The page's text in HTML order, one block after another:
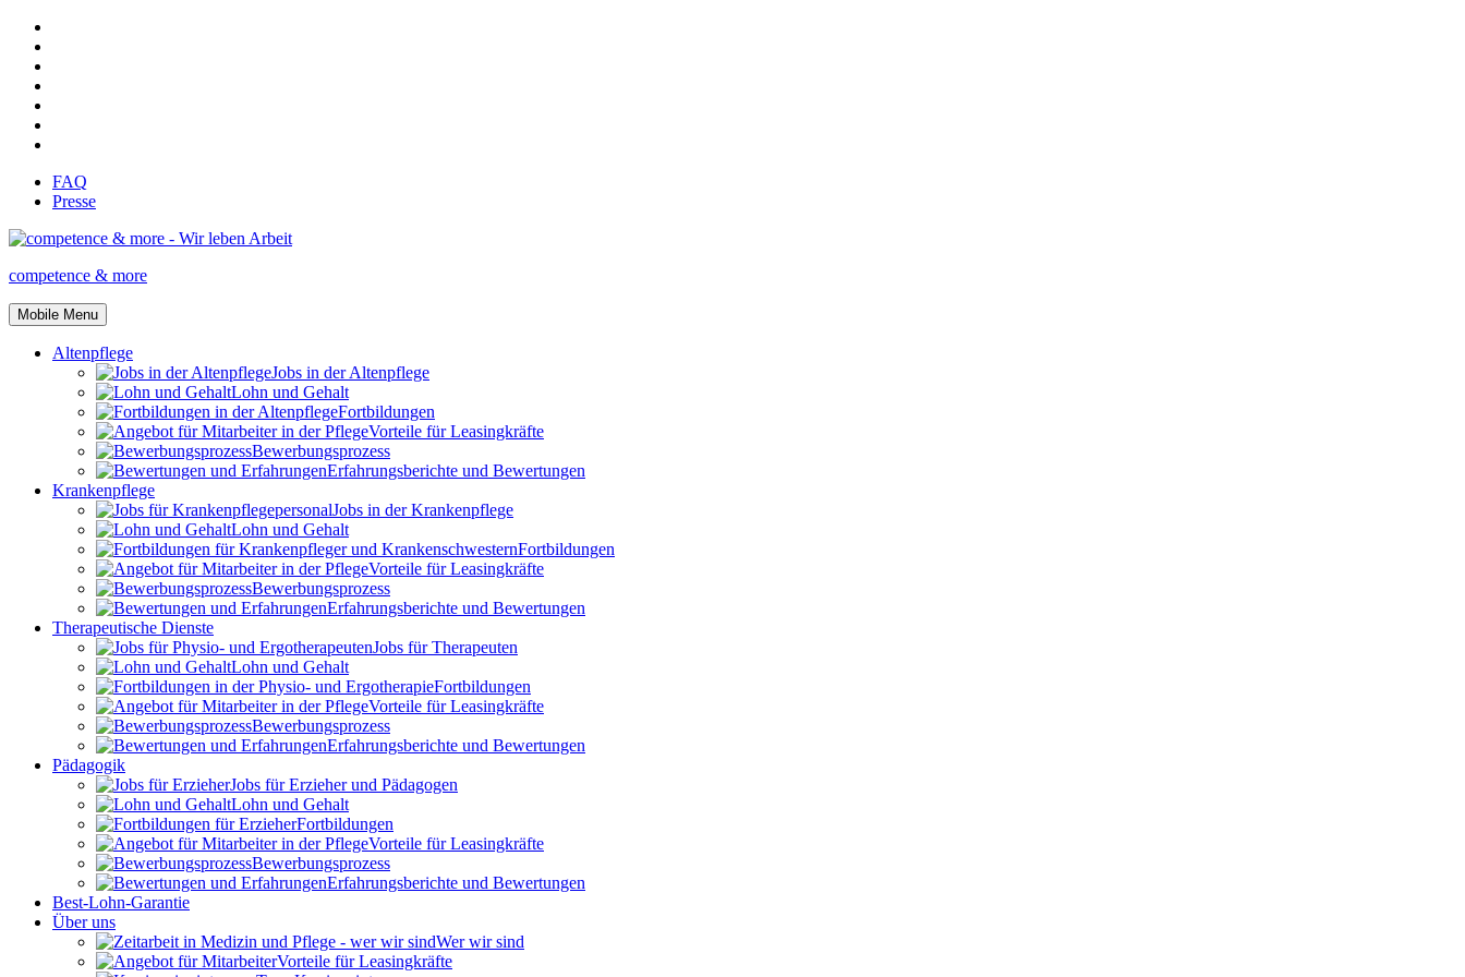
FAQ
Presse
competence & more
Mobile Menu
Altenpflege
Jobs in der Altenpflege
Lohn und Gehalt
Fortbildungen
Vorteile für Leasingkräfte
Bewerbungsprozess
Erfahrungsberichte und Bewertungen
Krankenpflege
Jobs in der Krankenpflege
Lohn und Gehalt
Fortbildungen
Vorteile für Leasingkräfte
Bewerbungsprozess
Erfahrungsberichte und Bewertungen
Therapeutische Dienste
Jobs für Therapeuten
Lohn und Gehalt
Fortbildungen
Vorteile für Leasingkräfte
Bewerbungsprozess
Erfahrungsberichte und Bewertungen
Pädagogik
Jobs für Erzieher und Pädagogen
Lohn und Gehalt
Fortbildungen
Vorteile für Leasingkräfte
Bewerbungsprozess
Erfahrungsberichte und Bewertungen
Best-Lohn-Garantie
Über uns
Wer wir sind
Vorteile für Leasingkräfte